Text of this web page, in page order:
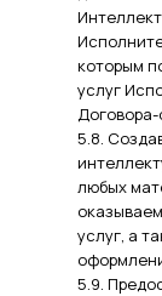
которым
услуг
5.8.
любых
услуг, а
5.9.